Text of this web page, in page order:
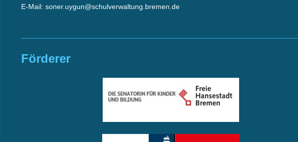
E-Mail: soner.uygun@schulverwaltung.bremen.de
Förderer